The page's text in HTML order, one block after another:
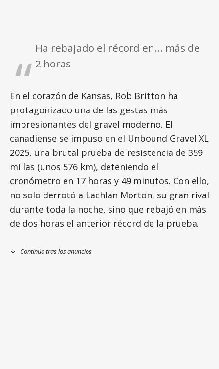
Ha rebajado el récord en… más de
2 horas
En el corazón de Kansas, Rob Britton ha
protagonizado una de las gestas más
impresionantes del gravel moderno. El
canadiense se impuso en el Unbound Gravel XL
2025, una brutal prueba de resistencia de 359
millas (unos 576 km), deteniendo el
cronómetro en 17 horas y 49 minutos. Con ello,
no solo derrotó a Lachlan Morton, su gran rival
durante toda la noche, sino que rebajó en más
de dos horas el anterior récord de la prueba.
Continúa tras los anuncios